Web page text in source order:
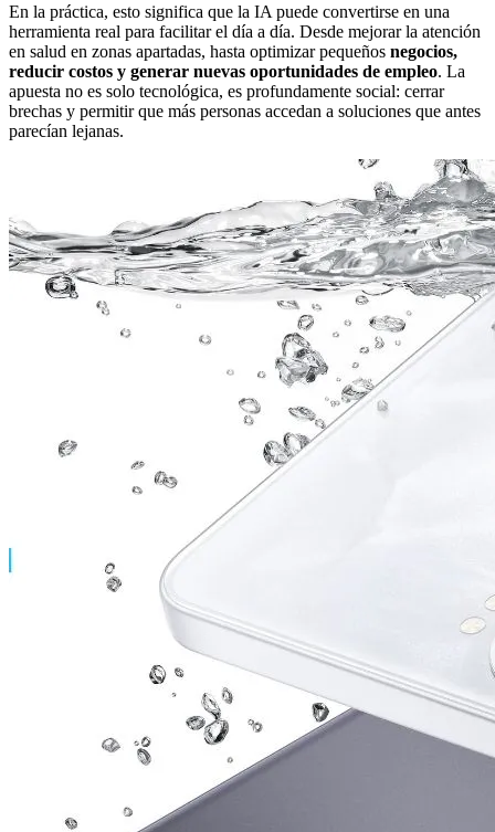
En la práctica, esto significa que la IA puede convertirse en una
herramienta real para facilitar el día a día. Desde mejorar la atención
en salud en zonas apartadas, hasta optimizar pequeños negocios,
reducir costos y generar nuevas oportunidades de empleo. La
apuesta no es solo tecnológica, es profundamente social: cerrar
brechas y permitir que más personas accedan a soluciones que antes
parecían lejanas.